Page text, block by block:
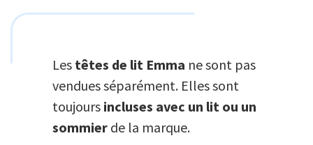
Les têtes de lit Emma ne sont pas
vendues séparément. Elles sont
toujours incluses avec un lit ou un
sommier de la marque.